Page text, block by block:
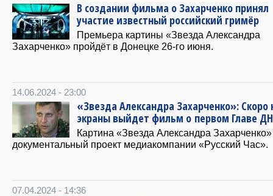
В создании фильма о Захарченко принял
участие известный российский гримёр
Премьера картины «Звезда Александра
Захарченко» пройдёт в Донецке 26-го июня.
14.06.2024 - 23:00
«Звезда Александра Захарченко»: Скоро
экраны выйдет фильм о первом Главе
Картина «Звезда Александра
документальный проект медиакомпании «Русский Час».
07.04.2024 - 14:36